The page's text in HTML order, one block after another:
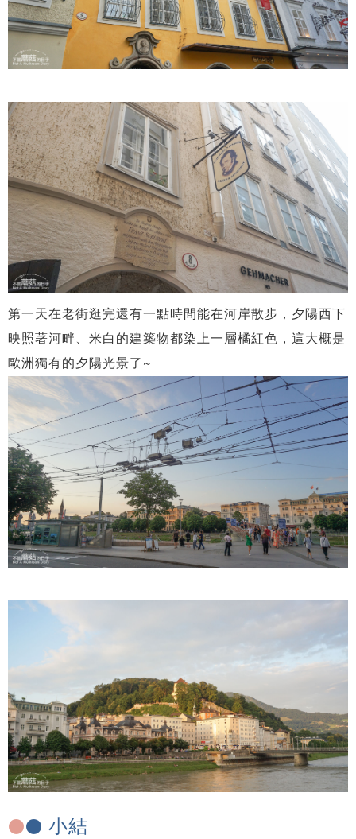
第一天在老街逛完還有一點時間能在河岸散步，夕陽西下
映照著河畔、米白的建築物都染上一層橘紅色，這大概是
歐洲獨有的夕陽光景了~
●● 小結